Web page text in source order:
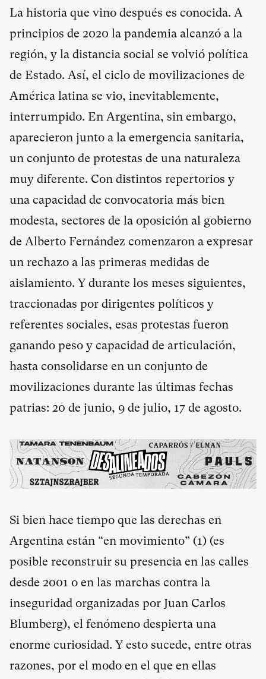
La historia que vino después es conocida. A
principios de 2020 la pandemia alcanzó a la
región, y la distancia social se volvió política
de Estado. Así, el ciclo de movilizaciones de
América latina se vio, inevitablemente,
interrumpido. En Argentina, sin embargo,
aparecieron junto a la emergencia sanitaria,
un conjunto de protestas de una naturaleza
muy diferente. Con distintos repertorios y
una capacidad de convocatoria más bien
modesta, sectores de la oposición al gobierno
de Alberto Fernández comenzaron a expresar
un rechazo a las primeras medidas de
aislamiento. Y durante los meses siguientes,
traccionadas por dirigentes políticos y
referentes sociales, esas protestas fueron
ganando peso y capacidad de articulación,
hasta consolidarse en un conjunto de
movilizaciones durante las últimas fechas
patrias: 20 de junio, 9 de julio, 17 de agosto.
Si bien hace tiempo que las derechas en
Argentina están “en movimiento” (1) (es
posible reconstruir su presencia en las calles
desde 2001 o en las marchas contra la
inseguridad organizadas por Juan Carlos
Blumberg), el fenómeno despierta una
enorme curiosidad. Y esto sucede, entre otras
razones, por el modo en el que en ellas